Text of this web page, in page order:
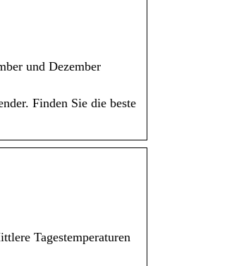
und Dezember
Finden Sie die beste
Tagestemperaturen